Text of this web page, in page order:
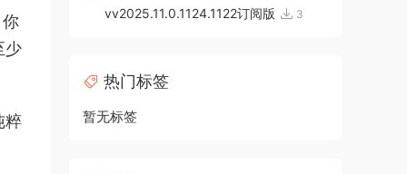
少
粹
vv2025.11.0.1124.1122订阅版
3
热门标签
暂无标签